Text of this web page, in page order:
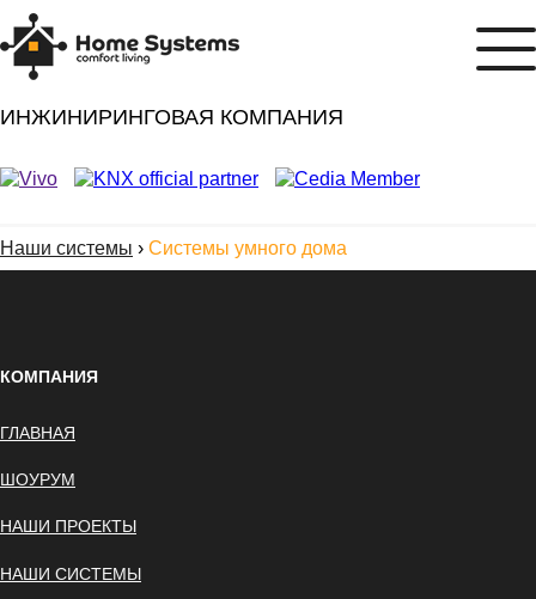
ИНЖИНИРИНГОВАЯ КОМПАНИЯ
Наши системы › Системы умного дома
КОМПАНИЯ
ГЛАВНАЯ
ШОУРУМ
НАШИ ПРОЕКТЫ
НАШИ СИСТЕМЫ